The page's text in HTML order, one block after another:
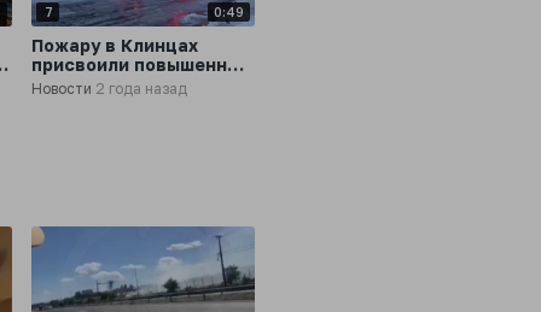
7 0:49
Пожару в Клинцах
присвоили повышенный
ранг сложности
Новости 2 года назад